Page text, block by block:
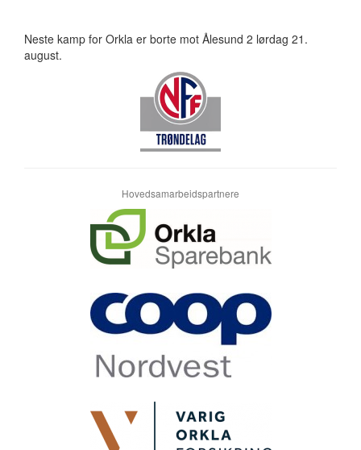
Neste kamp for Orkla er borte mot Ålesund 2 lørdag 21.
august.
Hovedsamarbeidspartnere